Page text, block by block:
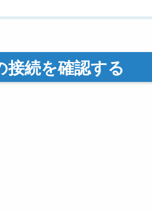
続を確認する